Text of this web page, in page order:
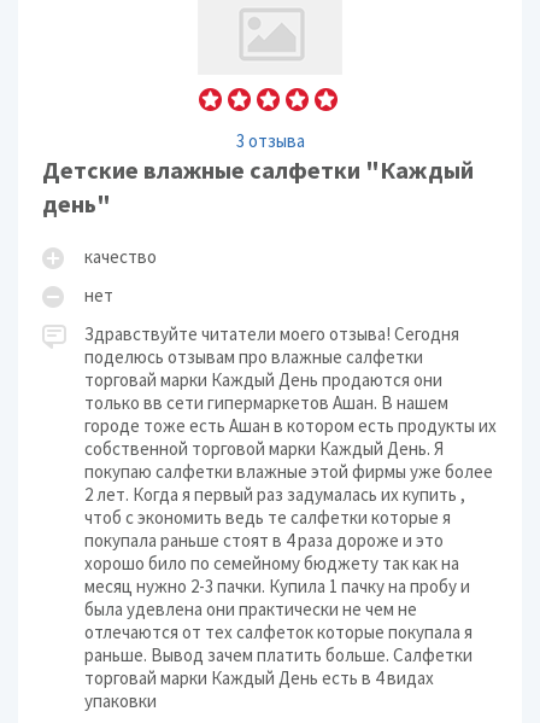
3 отзыва
Детские влажные салфетки "Каждый
день"
качество
нет
Здравствуйте читатели моего отзыва! Сегодня
поделюсь отзывам про влажные салфетки
торговай марки Каждый День продаются они
только вв сети гипермаркетов Ашан. В нашем
городе тоже есть Ашан в котором есть продукты их
собственной торговой марки Каждый День. Я
покупаю салфетки влажные этой фирмы уже более
2 лет. Когда я первый раз задумалась их купить ,
чтоб с экономить ведь те салфетки которые я
покупала раньше стоят в 4 раза дороже и это
хорошо било по семейному бюджету так как на
месяц нужно 2-3 пачки. Купила 1 пачку на пробу и
была удевлена они практически не чем не
отлечаются от тех салфеток которые покупала я
раньше. Вывод зачем платить больше. Салфетки
торговай марки Каждый День есть в 4 видах
упаковки